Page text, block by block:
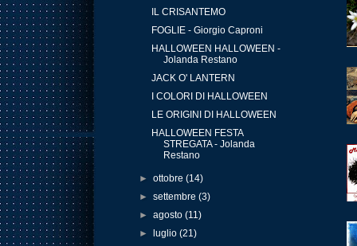
IL CRISANTEMO
FOGLIE - Giorgio Caproni
HALLOWEEN HALLOWEEN -
Jolanda Restano
JACK O' LANTERN
I COLORI DI HALLOWEEN
LE ORIGINI DI HALLOWEEN
HALLOWEEN FESTA
STREGATA - Jolanda
Restano
►ottobre(14)
►settembre(3)
►agosto(11)
►
luglio(21)